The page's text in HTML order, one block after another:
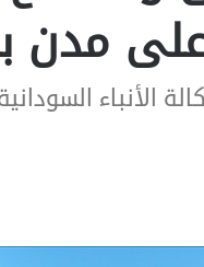
مدن
الأنباء